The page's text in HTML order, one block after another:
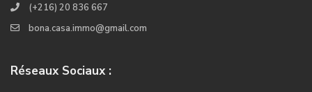
(+216) 20 836 667
bona.casa.immo@gmail.com
Réseaux Sociaux :